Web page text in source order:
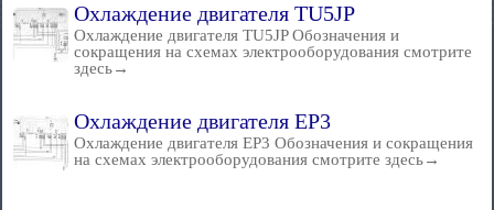
Охлаждение двигателя TU5JP
Охлаждение двигателя TU5JP Обозначения и
сокращения на схемах электрооборудования смотрите
здесь→
Охлаждение двигателя EP3
Охлаждение двигателя EP3 Обозначения и сокращения
на схемах электрооборудования смотрите здесь→